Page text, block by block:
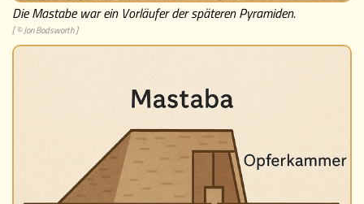
Die Mastabe war ein Vorläufer der späteren Pyramiden.
[ © Jon Bodsworth ]